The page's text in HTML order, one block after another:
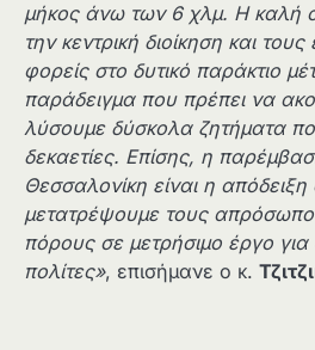
μήκος άνω των 6 χλμ. Η καλή
την κεντρική διοίκηση και
φορείς στο δυτικό παράκτιο
παράδειγμα που πρέπει να
λύσουμε δύσκολα ζητήματα
δεκαετίες. Επίσης, η
Θεσσαλονίκη είναι η
μετατρέψουμε τους
πόρους σε μετρήσιμο έργο
πολίτες», επισήμανε ο κ.